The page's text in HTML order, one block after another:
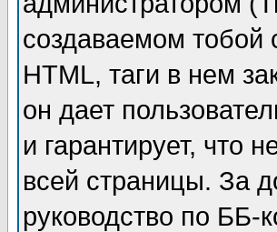
создаваемом
HTML, таги в нем
он дает
и гарантирует, что
всей страницы. За
руководство по ББ-